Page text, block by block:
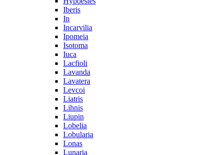
Iberis
In
Incarvilia
Ipomeia
Isotoma
Iuca
Lacfioli
Lavanda
Lavatera
Levcoi
Liatris
Lihnis
Liupin
Lobelia
Lobularia
Lonas
Lunaria